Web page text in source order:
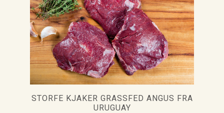
STORFE KJAKER GRASSFED ANGUS FRA
URUGUAY